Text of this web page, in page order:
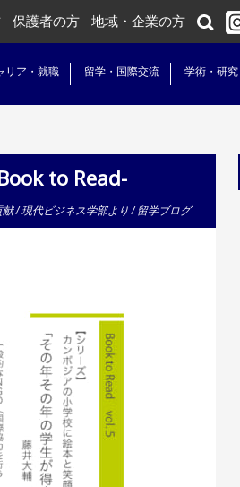
保護者の方 地域・企業の方
リア・就職 留学・国際交流 学術・研究
to Read-
献/現代ビジネス学部より/留学ブログ